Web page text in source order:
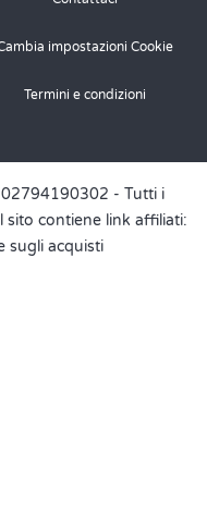
impostazioni Cookie
Termini e condizioni
- Tutti i
sito contiene link affiliati:
sugli acquisti